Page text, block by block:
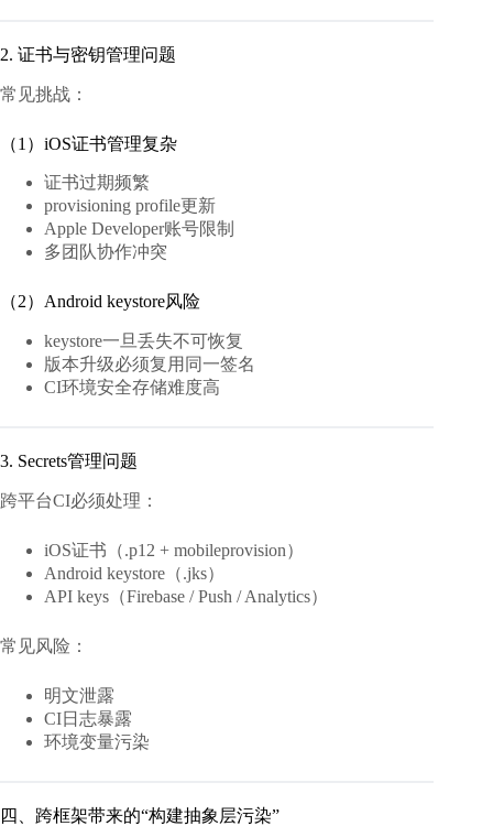
2. 证书与密钥管理问题
常见挑战：
（1）iOS证书管理复杂
证书过期频繁
provisioning profile更新
Apple Developer账号限制
多团队协作冲突
（2）Android keystore风险
keystore一旦丢失不可恢复
版本升级必须复用同一签名
CI环境安全存储难度高
3. Secrets管理问题
跨平台CI必须处理：
iOS证书（.p12 + mobileprovision）
Android keystore（.jks）
API keys（Firebase / Push / Analytics）
常见风险：
明文泄露
CI日志暴露
环境变量污染
四、跨框架带来的“构建抽象层污染”